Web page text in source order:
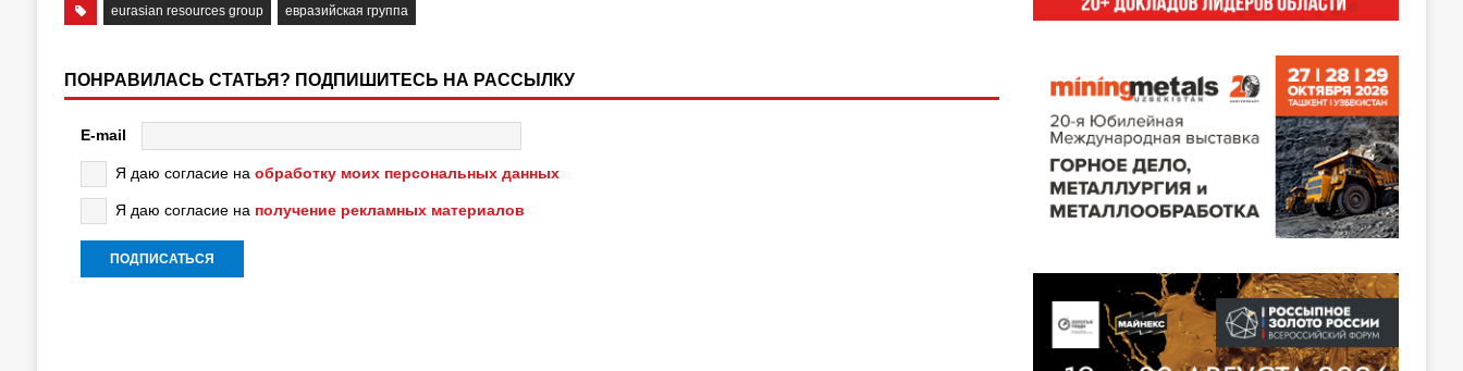
eurasian resources group евразийская группа
ПОНРАВИЛАСЬ СТАТЬЯ? ПОДПИШИТЕСЬ НА РАССЫЛКУ
E-mail
Я даю согласие на обработку моих персональных данных
Я даю согласие на получение рекламных материалов